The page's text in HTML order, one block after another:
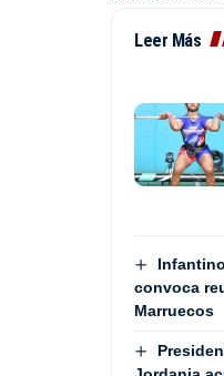
Leer Más
convoca
Marruecos